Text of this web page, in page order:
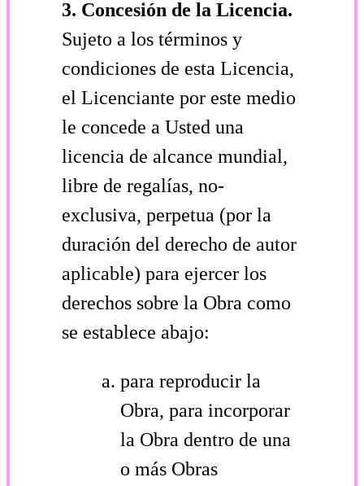
3. Concesión de la Licencia.
Sujeto a los términos y
condiciones de esta Licencia,
el Licenciante por este medio
le concede a Usted una
licencia de alcance mundial,
libre de regalías, no-
exclusiva, perpetua (por la
duración del derecho de autor
aplicable) para ejercer los
derechos sobre la Obra como
se establece abajo:
para reproducir la
Obra, para incorporar
la Obra dentro de una
o más Obras